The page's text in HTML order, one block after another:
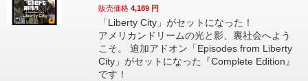
販売価格 4,189 円
「Liberty City」がセットになった！
アメリカンドリームの光と影、裏社会へよう
こそ。 追加アドオン「Episodes from Liberty
City」がセットになった『Complete Edition』
です！